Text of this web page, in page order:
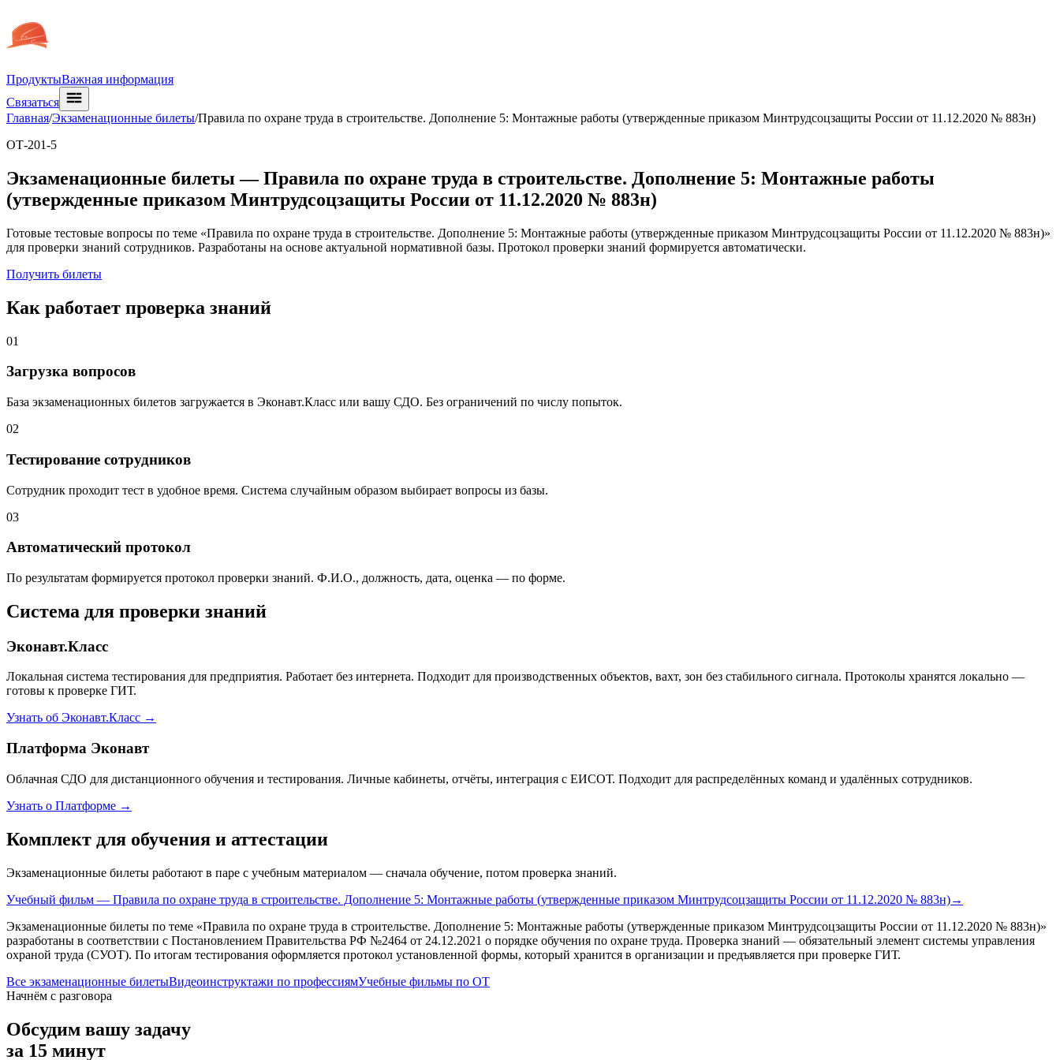
ПродуктыВажная информация
Связаться
Главная/Экзаменационные билеты/Правила по охране труда в строительстве. Дополнение 5: Монтажные работы (утвержденные приказом Минтрудсоцзащиты России от 11.12.2020 № 883н)
ОТ-201-5
Экзаменационные билеты —Правила по охране труда в строительстве. Дополнение 5: Монтажные работы
(утвержденные приказом Минтрудсоцзащиты России от 11.12.2020 № 883н)
Готовые тестовые вопросы по теме «Правила по охране труда в строительстве. Дополнение 5: Монтажные работы (утвержденные приказом Минтрудсоцзащиты России от 11.12.2020 № 883н)»
для проверки знаний сотрудников. Разработаны на основе актуальной нормативной базы. Протокол проверки знаний формируется автоматически.
Получить билеты
Как работает проверка знаний
01
Загрузка вопросов
База экзаменационных билетов загружается в Эконавт.Класс или вашу СДО. Без ограничений по числу попыток.
02
Тестирование сотрудников
Сотрудник проходит тест в удобное время. Система случайным образом выбирает вопросы из базы.
03
Автоматический протокол
По результатам формируется протокол проверки знаний. Ф.И.О., должность, дата, оценка — по форме.
Система для проверки знаний
Эконавт.Класс
Локальная система тестирования для предприятия. Работает без интернета. Подходит для производственных объектов, вахт, зон без стабильного сигнала. Протоколы хранятся локально —
готовы к проверке ГИТ.
Узнать об Эконавт.Класс →
Платформа Эконавт
Облачная СДО для дистанционного обучения и тестирования. Личные кабинеты, отчёты, интеграция с ЕИСОТ. Подходит для распределённых команд и удалённых сотрудников.
Узнать о Платформе →
Комплект для обучения и аттестации
Экзаменационные билеты работают в паре с учебным материалом — сначала обучение, потом проверка знаний.
Учебный фильм — Правила по охране труда в строительстве. Дополнение 5: Монтажные работы (утвержденные приказом Минтрудсоцзащиты России от 11.12.2020 № 883н)→
Экзаменационные билеты по теме «Правила по охране труда в строительстве. Дополнение 5: Монтажные работы (утвержденные приказом Минтрудсоцзащиты России от 11.12.2020 № 883н)»
разработаны в соответствии с Постановлением Правительства РФ №2464 от 24.12.2021 о порядке обучения по охране труда. Проверка знаний — обязательный элемент системы управления
охраной труда (СУОТ). По итогам тестирования оформляется протокол установленной формы, который хранится в организации и предъявляется при проверке ГИТ.
Все экзаменационные билетыВидеоинструктажи по профессиямУчебные фильмы по ОТ
Начнём с разговора
Обсудим вашу задачу
за 15 минут